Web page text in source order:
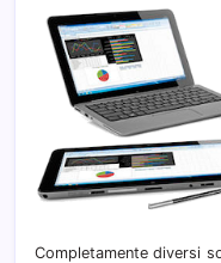
Completamente diversi